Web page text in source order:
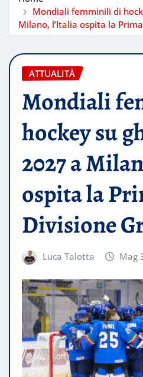
Mondiali femminili di
Milano, l’Italia ospita la
ATTUALITÀ
Mondiali
hockey su
2027 a
ospita la
Divisione
Luca Talotta Mag